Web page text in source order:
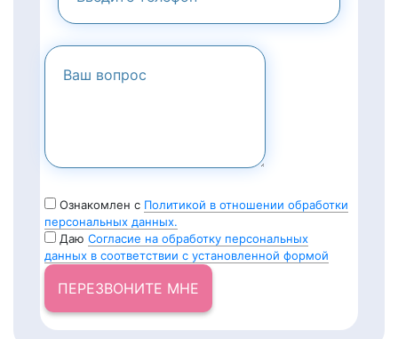
Ознакомлен с Политикой в отношении обработки
персональных данных.
Даю Согласие на обработку персональных
данных в соответствии с установленной формой
ПЕРЕЗВОНИТЕ МНЕ